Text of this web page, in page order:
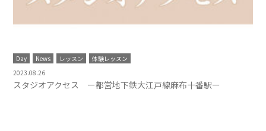
Day News レッスン
体験レッスン
2023.08.26
スタジオアクセス ー都営地下鉄大江戸線麻布十番駅ー